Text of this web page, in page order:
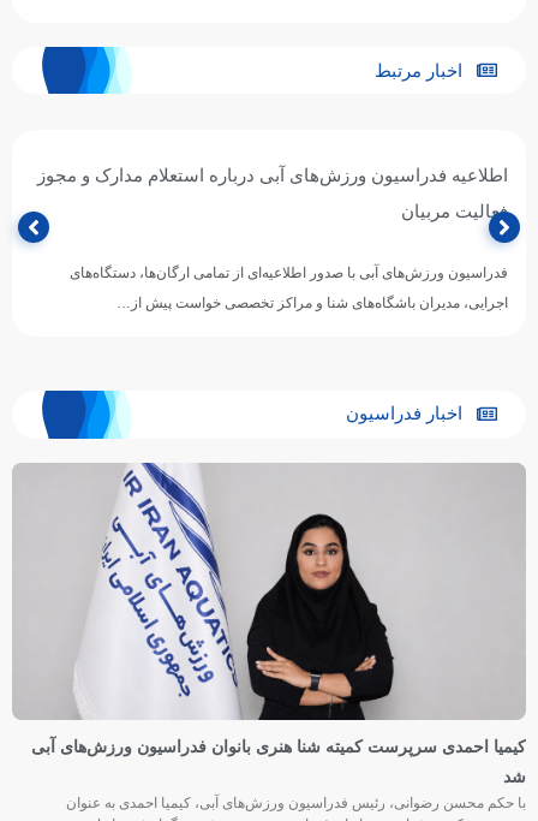
اخبار مرتبط
اطلاعیه فدراسیون ورزش‌های آبی درباره استعلام مدارک و مجوز
فعالیت مربیان
فدراسیون ورزش‌های آبی با صدور اطلاعیه‌ای از تمامی ارگان‌ها، دستگاه‌های
اجرایی، مدیران باشگاه‌های شنا و مراکز تخصصی خواست پیش از…
اخبار فدراسیون
کیمیا احمدی سرپرست کمیته شنا هنری بانوان فدراسیون ورزش‌های آبی
شد
با حکم محسن رضوانی، رئیس فدراسیون ورزش‌های آبی، کیمیا احمدی به عنوان